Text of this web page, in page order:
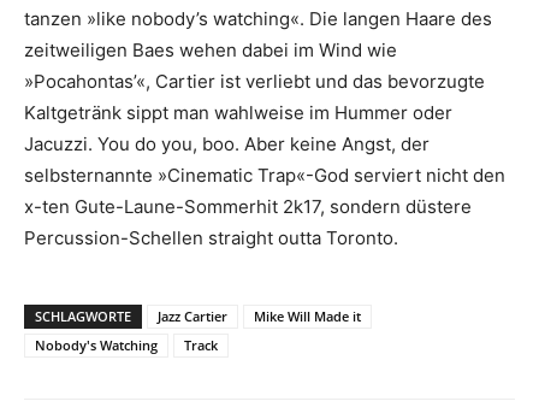
tanzen »like nobody’s watching«. Die langen Haare des
zeitweiligen Baes wehen dabei im Wind wie
»Pocahontas’«, Cartier ist verliebt und das bevorzugte
Kaltgetränk sippt man wahlweise im Hummer oder
Jacuzzi. You do you, boo. Aber keine Angst, der
selbsternannte »Cinematic Trap«-God serviert nicht den
x-ten Gute-Laune-Sommerhit 2k17, sondern düstere
Percussion-Schellen straight outta Toronto.
SCHLAGWORTE Jazz Cartier
Mike Will Made it
Nobody's Watching
Track